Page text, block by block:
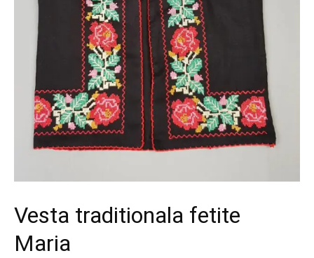
Vesta traditionala fetite
Maria